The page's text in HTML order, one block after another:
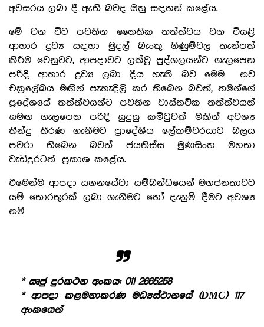
අවසරය ලබා දී ඇති බවද ඔහු සඳහන් කළේය.
මේ වන විට පවතින නෛතික තත්ත්වය වන වියළි
ආහාර ද්‍රව්‍ය සඳහා මුදල් බැංකු ගිණුම්වල තැන්පත්
කිරීම වෙනුවට, ආපදාවට ලක්වූ පුද්ගලයන්ට ගැලපෙන
පරිදි ආහාර ද්‍රව්‍ය ලබා දීය හැකි බව මෙම නව
චක්‍රලේඛය මඟින් පැහැදිලි කර තිබෙන බවත්, තමන්ගේ
ප්‍රදේශයේ තත්ත්වයන්ට පවතින වාස්තවික තත්ත්වයන්
සමඟ ගැලපෙන පරිදි සුදුසු කමිටුවක් මඟින් අවශ්‍ය
තීන්දු තීරණ ගැනීමට ප්‍රාදේශීය ලේකම්වරයාට බලය
පවරා තිබෙන බවත් ජයතිස්ස මුණසිංහ මහතා
වැඩිදුරටත් ප්‍රකාශ කළේය.
එමෙන්ම ආපදා සහනසේවා සම්බන්ධයෙන් මහජනතාවට
යම් තොරතුරක් ලබා ගැනීමට හෝ දැනුම් දීමට අවශ්‍ය
නම්
* ඍජු දුරකථන අංකය: 011 2665258
* ආපදා කළමනාකරණ මධ්‍යස්ථානයේ (DMC) 117
අංකයෙන්